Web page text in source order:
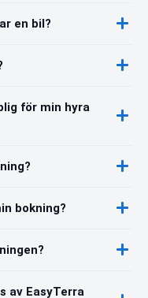
en bil?
för min hyra
bokning?
av EasyTerra